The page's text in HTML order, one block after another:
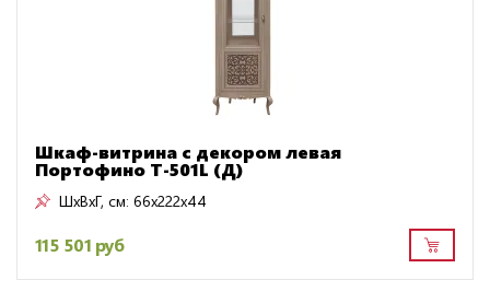
Шкаф-витрина с декором левая
Портофино Т-501L (Д)
ШxВxГ, см: 66x222x44
115 501 руб